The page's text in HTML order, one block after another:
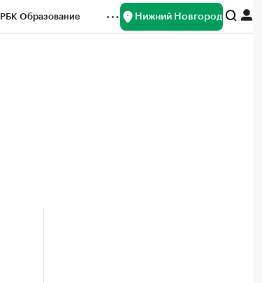
РБК Образование Нижний Новгород